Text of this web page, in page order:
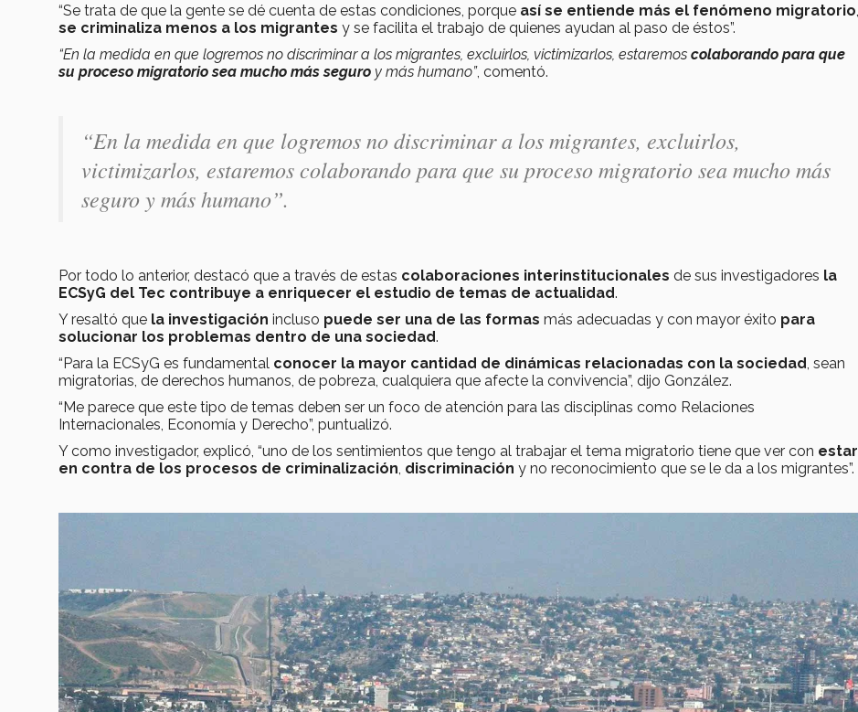
“Se trata de que la gente se dé cuenta de estas condiciones, porque así se entiende más el fenómeno migratorio
se criminaliza menos a los migrantes y se facilita el trabajo de quienes ayudan al paso de éstos”.
“En la medida en que logremos no discriminar a los migrantes, excluirlos, victimizarlos, estaremos colaborando para que
su proceso migratorio sea mucho más seguro y más humano”, comentó.
“En la medida en que logremos no discriminar a los migrantes, excluirlos,
victimizarlos, estaremos colaborando para que su proceso migratorio sea mucho más
seguro y más humano”.
Por todo lo anterior, destacó que a través de estas colaboraciones interinstitucionales de sus investigadores la
ECSyG del Tec contribuye a enriquecer el estudio de temas de actualidad.
Y resaltó que la investigación incluso puede ser una de las formas más adecuadas y con mayor éxito para
solucionar los problemas dentro de una sociedad.
“Para la ECSyG es fundamental conocer la mayor cantidad de dinámicas relacionadas con la sociedad , sean
migratorias, de derechos humanos, de pobreza, cualquiera que afecte la convivencia”, dijo González.
“Me parece que este tipo de temas deben ser un foco de atención para las disciplinas como Relaciones
Internacionales, Economía y Derecho”, puntualizó.
Y como investigador, explicó, “uno de los sentimientos que tengo al trabajar el tema migratorio tiene que ver con estar
en contra de los procesos de criminalización discriminación y no reconocimiento que se le da a los migrantes”.